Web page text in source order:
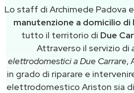
Lo staff di Archimede Padova
manutenzione a domicilio
tutto il territorio di Due
Attraverso il servizio di
elettrodomestici a Due Carrare,
in grado di riparare e
elettrodomestico Ariston sia